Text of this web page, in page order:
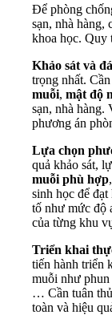
Để phòng
sạn, nhà hàng,
khoa học. Quy
Khảo sát và
trọng nhất.
muỗi, mật độ
sạn, nhà hàng.
phương án
Lựa chọn
quả khảo sát,
muỗi phù hợp
sinh học để
tố như mức độ
của từng khu
Triển khai
tiến hành triển
muỗi như
… Cần tuân
toàn và hiệu